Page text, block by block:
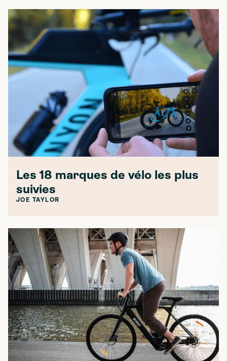
Les 18 marques de vélo les plus
suivies
JOE TAYLOR